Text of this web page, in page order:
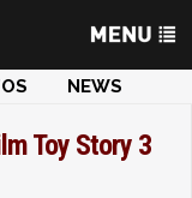
NEWS
Toy Story 3